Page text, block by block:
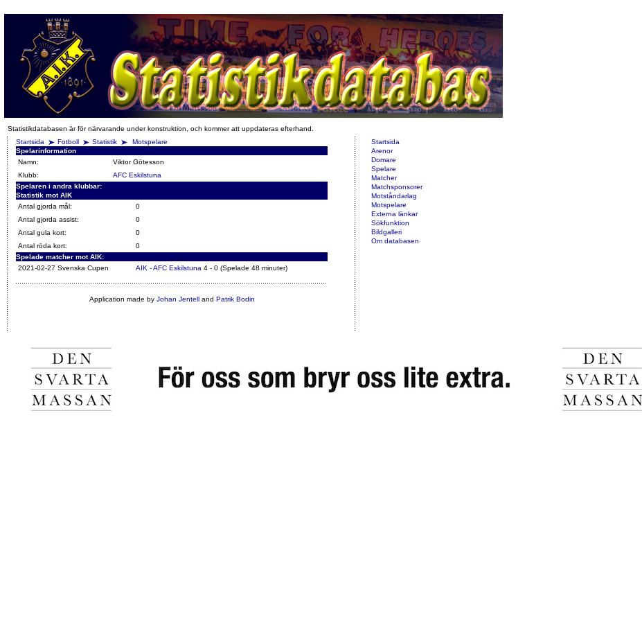
Statistikdatabasen är för närvarande under konstruktion, och kommer att uppdateras efterhand.
Startsida
Fotboll Statistik
Motspelare
Spelarinformation
Namn:
Viktor Götesson
Klubb:
AFC Eskilstuna
Spelaren i andra klubbar:
Statistik mot AIK
Antal gjorda mål:
0
Antal gjorda assist:
0
Antal gula kort:
0
Antal röda kort:
0
Spelade matcher mot AIK:
2021-02-27 Svenska Cupen
AIK - AFC Eskilstuna 4 - 0 (Spelade 48 minuter)
Application made by Johan Jentelland Patrik Bodin
Startsida
Arenor
Domare
Spelare
Matcher
Matchsponsorer
Motståndarlag
Motspelare
Externa länkar
Sökfunktion
Bildgalleri
Om databasen